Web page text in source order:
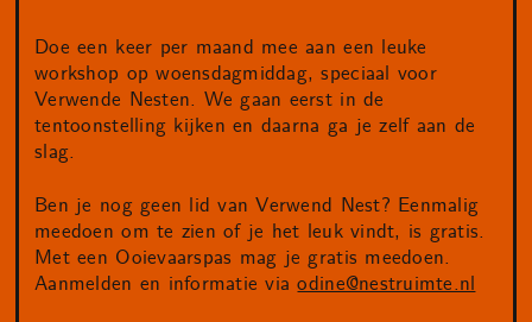
Doe een keer per maand mee aan een leuke
workshop op woensdagmiddag, speciaal voor
Verwende Nesten. We gaan eerst in de
tentoonstelling kijken en daarna ga je zelf aan de
slag.
Ben je nog geen lid van Verwend Nest? Eenmalig
meedoen om te zien of je het leuk vindt, is gratis.
Met een Ooievaarspas mag je gratis meedoen.
Aanmelden en informatie viaodine@nestruimte.nl